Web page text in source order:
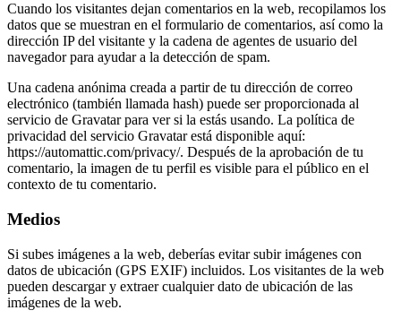
Cuando los visitantes dejan comentarios en la web, recopilamos los
datos que se muestran en el formulario de comentarios, así como la
dirección IP del visitante y la cadena de agentes de usuario del
navegador para ayudar a la detección de spam.
Una cadena anónima creada a partir de tu dirección de correo
electrónico (también llamada hash) puede ser proporcionada al
servicio de Gravatar para ver si la estás usando. La política de
privacidad del servicio Gravatar está disponible aquí:
https://automattic.com/privacy/. Después de la aprobación de tu
comentario, la imagen de tu perfil es visible para el público en el
contexto de tu comentario.
Medios
Si subes imágenes a la web, deberías evitar subir imágenes con
datos de ubicación (GPS EXIF) incluidos. Los visitantes de la web
pueden descargar y extraer cualquier dato de ubicación de las
imágenes de la web.